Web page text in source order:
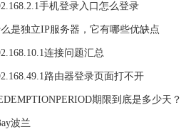
手机登录入口怎么登录
是独立IP服务器，它有哪些优缺点
连接问题汇总
路由器登录页面打不开
期限到底是多少天？
波兰